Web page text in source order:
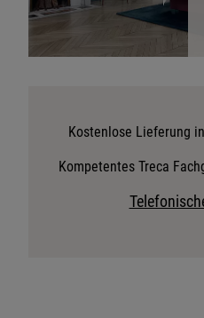
Telefonische
Kostenlose Lieferung
Kompetentes Treca